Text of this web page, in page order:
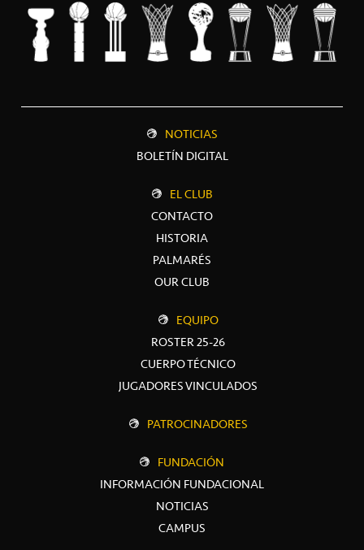
NOTICIAS
BOLETÍN DIGITAL
EL CLUB
CONTACTO
HISTORIA
PALMARÉS
OUR CLUB
EQUIPO
ROSTER 25-26
CUERPO TÉCNICO
JUGADORES VINCULADOS
PATROCINADORES
FUNDACIÓN
INFORMACIÓN FUNDACIONAL
NOTICIAS
CAMPUS